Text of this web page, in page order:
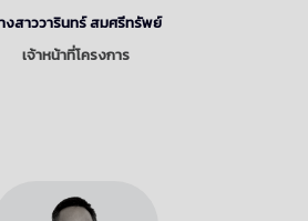
งสาววารินทร์ สมศรีทรัพย์
เจ้าหน้าที่โครงการ